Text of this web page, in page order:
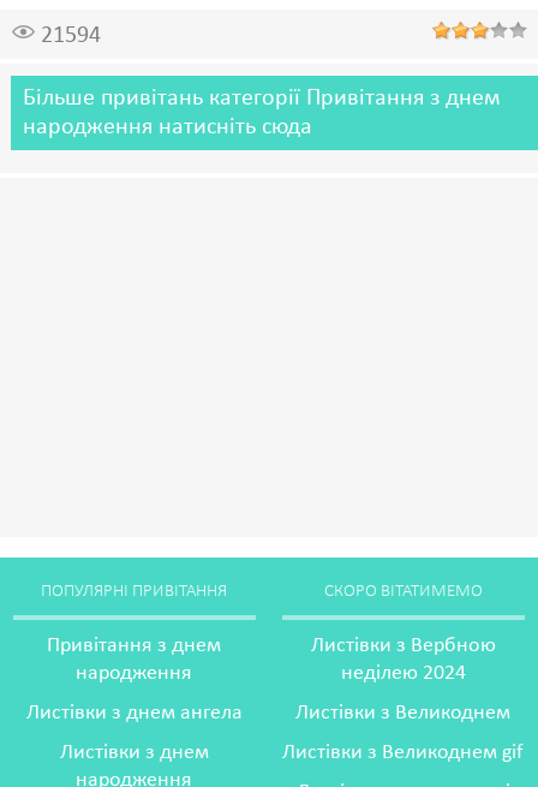
21594
Більше привітань категорії Привітання з днем
народження натисніть сюда
ПОПУЛЯРНІ ПРИВІТАННЯ
Привітання з днем
народження
Листівки з днем ангела
Листівки з днем
народження
СКОРО ВІТАТИМЕМО
Листівки з Вербною
неділею 2024
Листівки з Великоднем
Листівки з Великоднем gif